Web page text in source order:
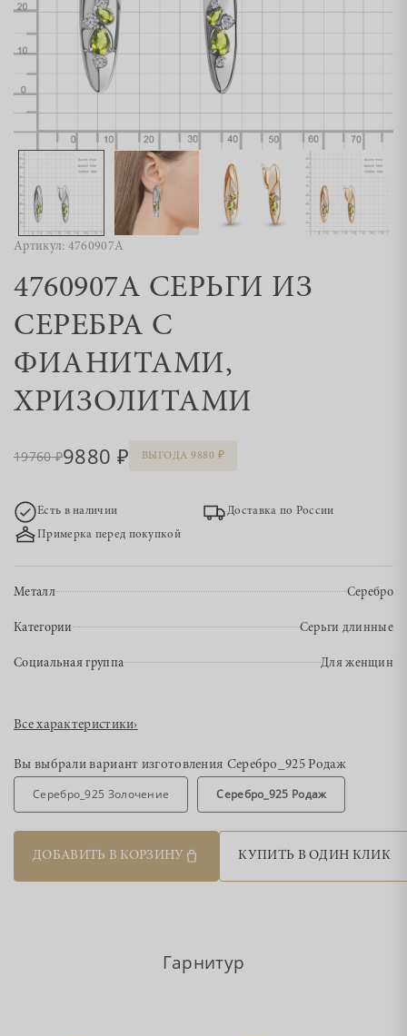
Артикул: 4760907А
4760907А СЕРЬГИ ИЗ
СЕРЕБРА С
ФИАНИТАМИ,
ХРИЗОЛИТАМИ
19760 9880 ВЫГОДА 9880
Есть в наличии
Доставка по России
Примерка перед покупкой
Металл Серебро
Категории Серьги длинные
Социальная группа Для женщин
Все характеристики›
Вы выбрали вариант изготовления Серебро_925 Родаж
Серебро_925 Золочение Серебро_925 Родаж
ДОБАВИТЬ В КОРЗИНУ КУПИТЬ В ОДИН КЛИК
Гарнитур